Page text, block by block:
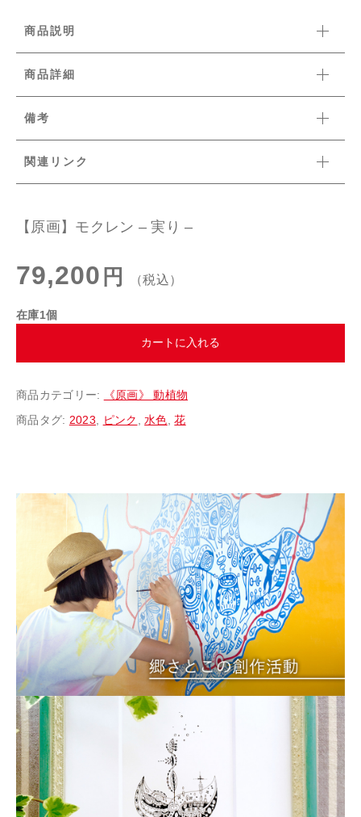
商品説明
商品詳細
備考
関連リンク
【原画】モクレン – 実り –
79,200 円 （税込）
在庫1個
カートに入れる
商品カテゴリー:
《原画》 動植物
商品タグ: 2023 ピンク ,水色 ,花